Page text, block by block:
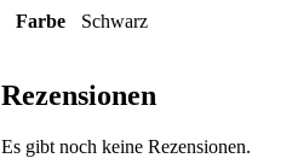
Farbe Schwarz
Rezensionen
Es gibt noch keine Rezensionen.